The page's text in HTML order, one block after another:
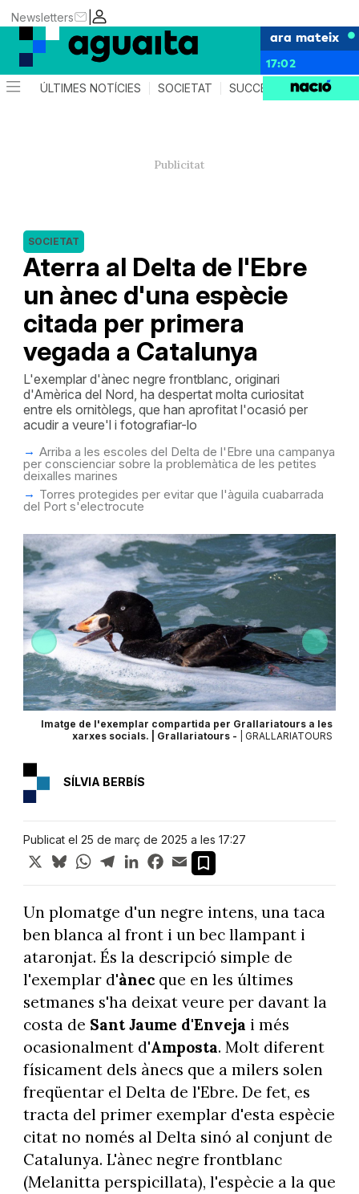
|
Newsletters
ara mateix
17:02
ÚLTIMES NOTÍCIES SOCIETAT SUCCESSOS AGENDA
Aterra al Delta de l'Ebre
un ànec d'una espècie
citada per primera
vegada a Catalunya
SOCIETAT
L'exemplar d'ànec negre frontblanc, originari
d'Amèrica del Nord, ha despertat molta curiositat
entre els ornitòlegs, que han aprofitat l'ocasió per
acudir a veure'l i fotografiar-lo
Arriba a les escoles del Delta de l'Ebre una campanya
per conscienciar sobre la problemàtica de les petites
deixalles marines
Torres protegides per evitar que l'àguila cuabarrada
del Port s'electrocute
Imatge de l'exemplar compartida per Grallariatours a les
xarxes socials. | Grallariatours -
| GRALLARIATOURS
SÍLVIA BERBÍS
Publicat el 25 de març de 2025 a les 17:27
X BlueskyWhatsApp
TelegramLinkedInFacebook
Email
Un plomatge d'un negre intens, una taca
ben blanca al front i un bec llampant i
ataronjat. És la descripció simple de
l'exemplar d'ànecque en les últimes
setmanes s'ha deixat veure per davant la
costa de Sant Jaume d'Enveja i més
ocasionalment d'Amposta. Molt diferent
físicament dels ànecs que a milers solen
freqüentar el Delta de l'Ebre. De fet, es
tracta del primer exemplar d'esta espècie
citat no només al Delta sinó al conjunt de
Catalunya. L'ànec negre frontblanc
(Melanitta perspicillata), l'espècie a la que